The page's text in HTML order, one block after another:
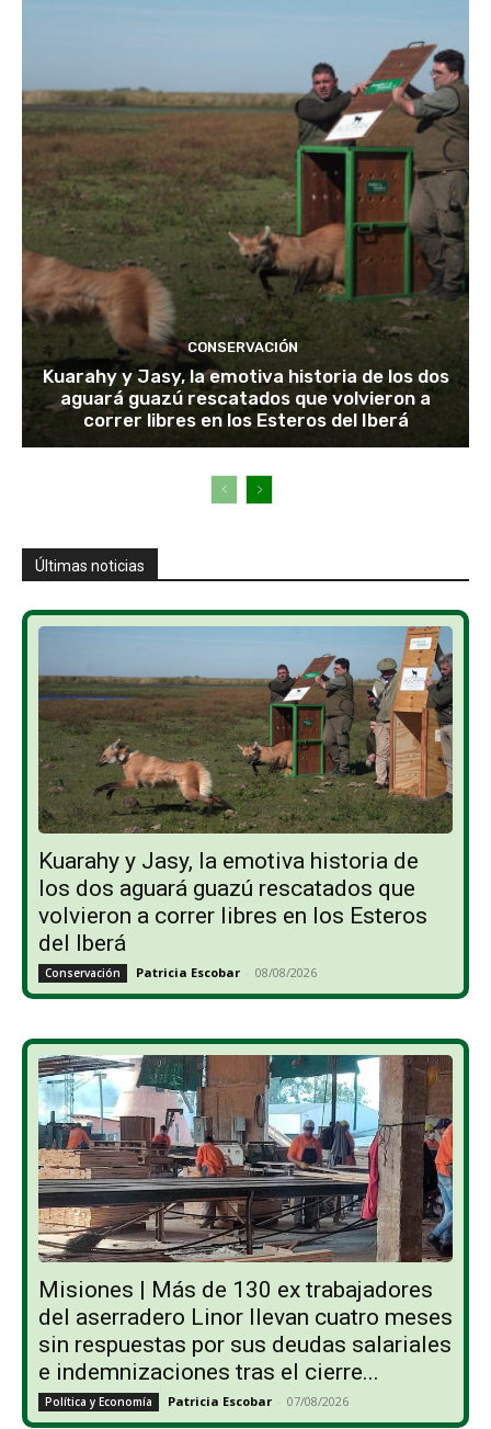
CONSERVACIÓN
Kuarahy y Jasy, la emotiva historia de los dos
aguará guazú rescatados que volvieron a
correr libres en los Esteros del Iberá
Últimas noticias
Kuarahy y Jasy, la emotiva historia de
los dos aguará guazú rescatados que
volvieron a correr libres en los Esteros
del Iberá
Conservación Patricia Escobar - 08/08/2026
Misiones | Más de 130 ex trabajadores
del aserradero Linor llevan cuatro meses
sin respuestas por sus deudas salariales
e indemnizaciones tras el cierre...
Política y Economía Patricia Escobar - 07/08/2026